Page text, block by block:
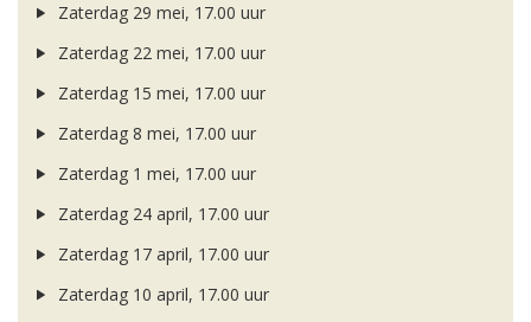
Zaterdag 29 mei, 17.00 uur
Zaterdag 22 mei, 17.00 uur
Zaterdag 15 mei, 17.00 uur
Zaterdag 8 mei, 17.00 uur
Zaterdag 1 mei, 17.00 uur
Zaterdag 24 april, 17.00 uur
Zaterdag 17 april, 17.00 uur
Zaterdag 10 april, 17.00 uur